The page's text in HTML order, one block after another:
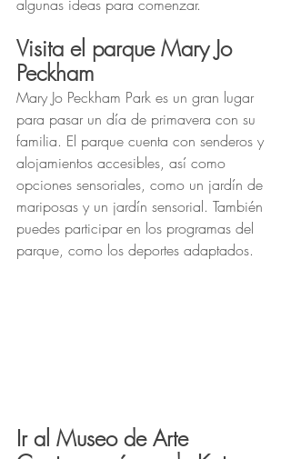
algunas ideas para comenzar.
Visita el parque Mary Jo
Peckham
Mary Jo Peckham Park es un gran lugar
para pasar un día de primavera con su
familia. El parque cuenta con senderos y
alojamientos accesibles, así como
opciones sensoriales, como un jardín de
mariposas y un jardín sensorial. También
puedes participar en los programas del
parque, como los deportes adaptados.
Ir al Museo de Arte